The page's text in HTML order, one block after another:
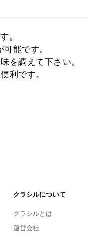
。
能です。
を調えて下さい。
利です。
クラシルについて
クラシルとは
運営会社